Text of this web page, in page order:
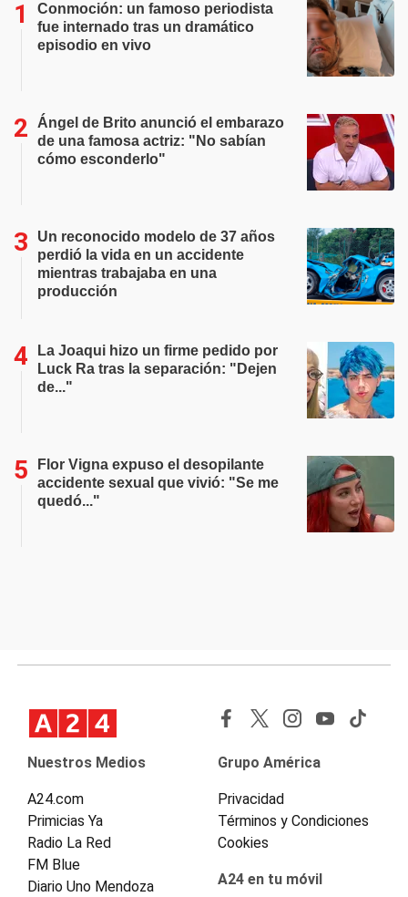
Conmoción: un famoso periodista
fue internado tras un dramático
episodio en vivo
Ángel de Brito anunció el embarazo
de una famosa actriz: "No sabían
cómo esconderlo"
Un reconocido modelo de 37 años
perdió la vida en un accidente
mientras trabajaba en una
producción
La Joaqui hizo un firme pedido por
Luck Ra tras la separación: "Dejen
de..."
Flor Vigna expuso el desopilante
accidente sexual que vivió: "Se me
quedó..."
Nuestros Medios
A24.com
Primicias Ya
Radio La Red
FM Blue
Diario Uno Mendoza
Grupo América
Privacidad
Términos y Condiciones
Cookies
A24 en tu móvil